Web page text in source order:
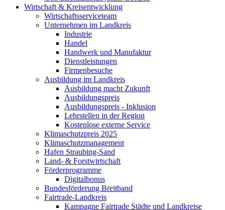
Wirtschaft & Kreisentwicklung
Wirtschaftsserviceteam
Unternehmen im Landkreis
Industrie
Handel
Handwerk und Manufaktur
Dienstleistungen
Firmenbesuche
Ausbildung im Landkreis
Ausbildung macht Zukunft
Ausbildungspreis
Ausbildungspreis - Inklusion
Lehrstellen in der Region
Kostenlose externe Service
Klimaschutzpreis 2025
Klimaschutzmanagement
Hafen Straubing-Sand
Land- & Forstwirtschaft
Förderprogramme
Digitalbonus
Bundesförderung Breitband
Fairtrade-Landkreis
Kampagne Fairtrade Städte und Landkreise